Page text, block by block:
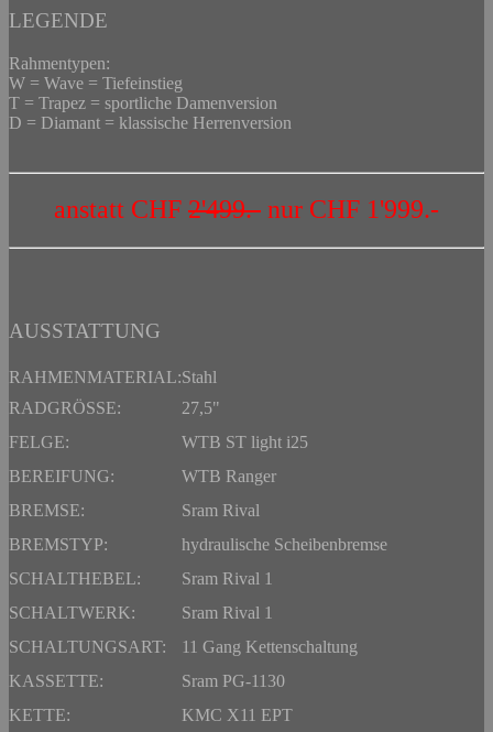
LEGENDE
Rahmentypen:
W = Wave = Tiefeinstieg
T = Trapez = sportliche Damenversion
D = Diamant = klassische Herrenversion
anstatt CHF 2'499.- nur CHF 1'999.-
AUSSTATTUNG
RAHMENMATERIAL:Stahl
RADGRÖSSE:
27,5"
FELGE:
WTB ST light i25
BEREIFUNG:
WTB Ranger
BREMSE:
Sram Rival
BREMSTYP:
hydraulische Scheibenbremse
SCHALTHEBEL:
Sram Rival 1
SCHALTWERK:
Sram Rival 1
SCHALTUNGSART:
11 Gang Kettenschaltung
KASSETTE:
Sram PG-1130
KETTE:
KMC X11 EPT